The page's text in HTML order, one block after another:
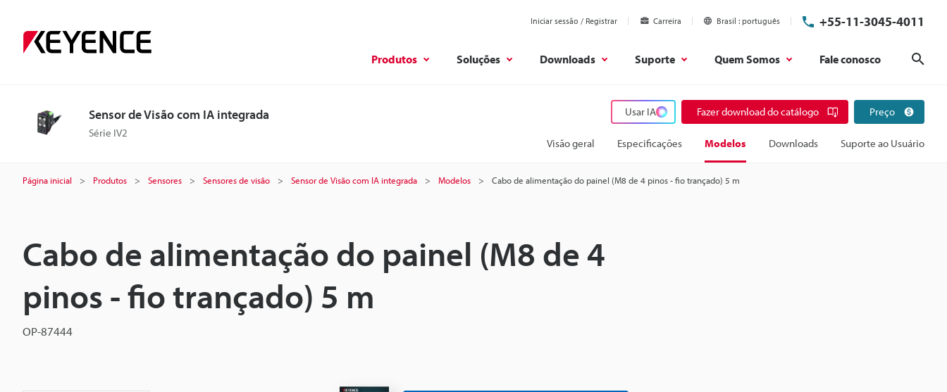
Iniciar sessão / Registrar Carreira Brasil português +55-11-3045-4011
Produtos Soluções Downloads Suporte Quem Somos Fale conosco
Sensor de Visão com IA integrada
Série IV2
Usar IA Fazer download do catálogo Preço
Visão geral Especificações Modelos Downloads Suporte ao Usuário
Página inicial Produtos Sensores Sensores de visão Sensor de Visão com IA integrada Modelos Cabo de alimentação do painel (M8 de 4 pinos - fio trançado) 5 m
Cabo de alimentação do painel (M8 de 4
pinos - fio trançado) 5 m
OP-87444